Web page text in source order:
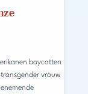
boycotten
vrouw